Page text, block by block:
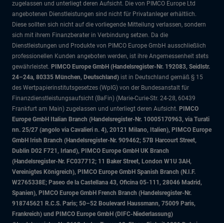
zugelassen und unterliegt deren Aufsicht. Die von PIMCO Europe Ltd
angebotenen Dienstleistungen sind nicht für Privatanleger erhältlich.
Diese sollten sich nicht auf die vorliegende Mitteilung verlassen, sondern
sich mit ihrem Finanzberater in Verbindung setzen. Da die
Dienstleistungen und Produkte von PIMCO Europe GmbH ausschließlich
professionellen Kunden angeboten werden, ist ihre Angemessenheit stets
gewährleistet. PIMCO Europe GmbH (Handelsregister-Nr. 192083, Seidlstr.
24–24a, 80335 München, Deutschland) ist in Deutschland gemäß § 15
des Wertpapierinstitutsgesetzes (WpIG) von der Bundesanstalt für
Finanzdienstleistungsaufsicht (BaFin) (Marie-Curie-Str. 24-28, 60439
Frankfurt am Main) zugelassen und unterliegt deren Aufsicht. PIMCO
Europe GmbH Italian Branch (Handelsregister-Nr. 10005170963, via Turati
nn. 25/27 (angolo via Cavalieri n. 4), 20121 Milano, Italien), PIMCO Europe
GmbH Irish Branch (Handelsregister-Nr. 909462; 57B Harcourt Street,
Dublin D02 F721, Irland), PIMCO Europe GmbH UK Branch
(Handelsregister-Nr. FC037712; 11 Baker Street, London W1U 3AH,
Vereinigtes Königreich), PIMCO Europe GmbH Spanish Branch (N.I.F.
W2765338E; Paseo de la Castellana 43, Oficina 05-111, 28046 Madrid,
Spanien), PIMCO Europe GmbH French Branch (Handelsregister-Nr.
918745621 R.C.S. Paris; 50–52 Boulevard Haussmann, 75009 Paris,
Frankreich) und PIMCO Europe GmbH (DIFC-Niederlassung)